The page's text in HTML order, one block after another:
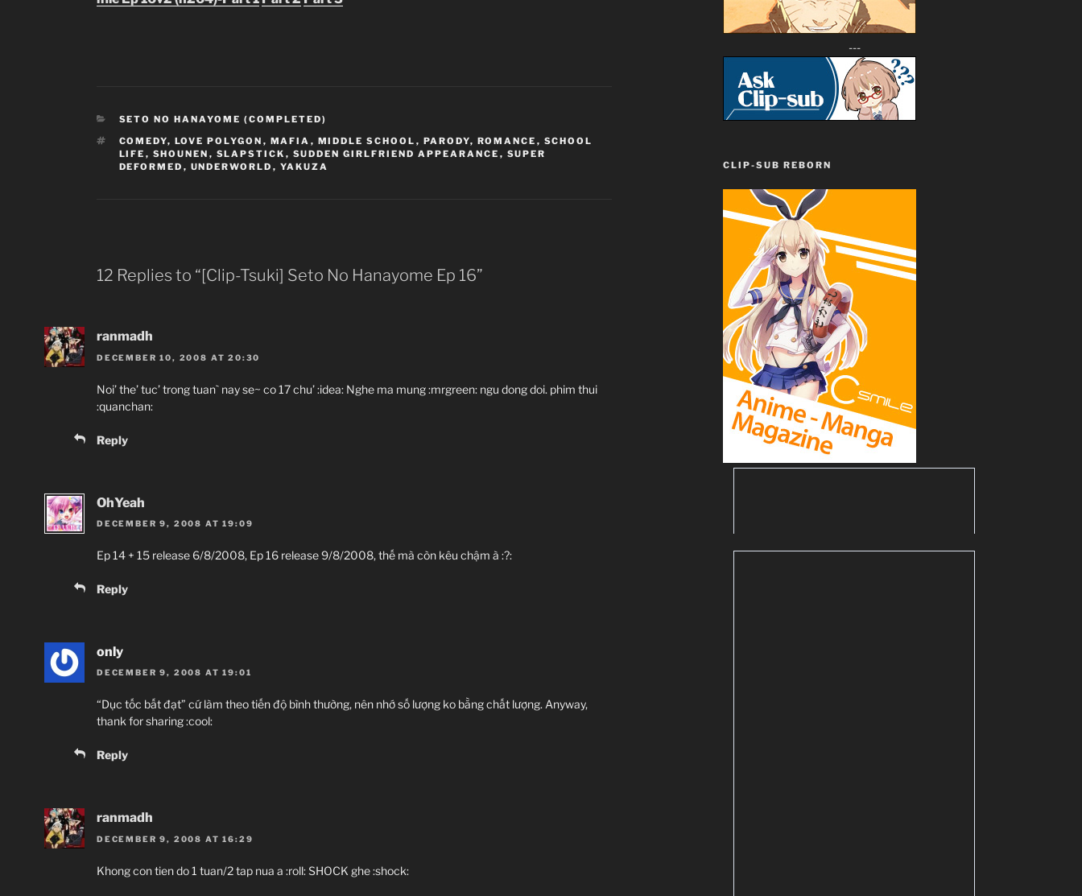
CATEGORIES
SETO NO HANAYOME (COMPLETED)
TAGS
COMEDY, LOVE POLYGON , MAFIA , MIDDLE SCHOOL , PARODY, ROMANCE , SCHOOL
LIFE , SHOUNEN , SLAPSTICK , SUDDEN GIRLFRIEND APPEARANCE , SUPER
DEFORMED , UNDERWORLD , YAKUZA
12 Replies to “[Clip-Tsuki] Seto No Hanayome Ep 16”
ranmadh
DECEMBER 10, 2008 AT 20:30
Noi’ the’ tuc’ trong tuan` nay se~ co 17 chu’ :idea: Nghe ma mung :mrgreen: ngu dong doi. phim thui
:quanchan:
Reply
OhYeah
DECEMBER 9, 2008 AT 19:09
Ep 14 + 15 release 6/8/2008, Ep 16 release 9/8/2008, thế mà còn kêu chậm à :?:
Reply
only
DECEMBER 9, 2008 AT 19:01
“Dục tốc bất đạt” cứ làm theo tiến độ bình thường, nên nhớ số lượng ko bằng chất lượng. Anyway,
thank for sharing :cool:
Reply
ranmadh
DECEMBER 9, 2008 AT 16:29
Khong con tien do 1 tuan/2 tap nua a :roll: SHOCK ghe :shock:
---
CLIP-SUB REBORN